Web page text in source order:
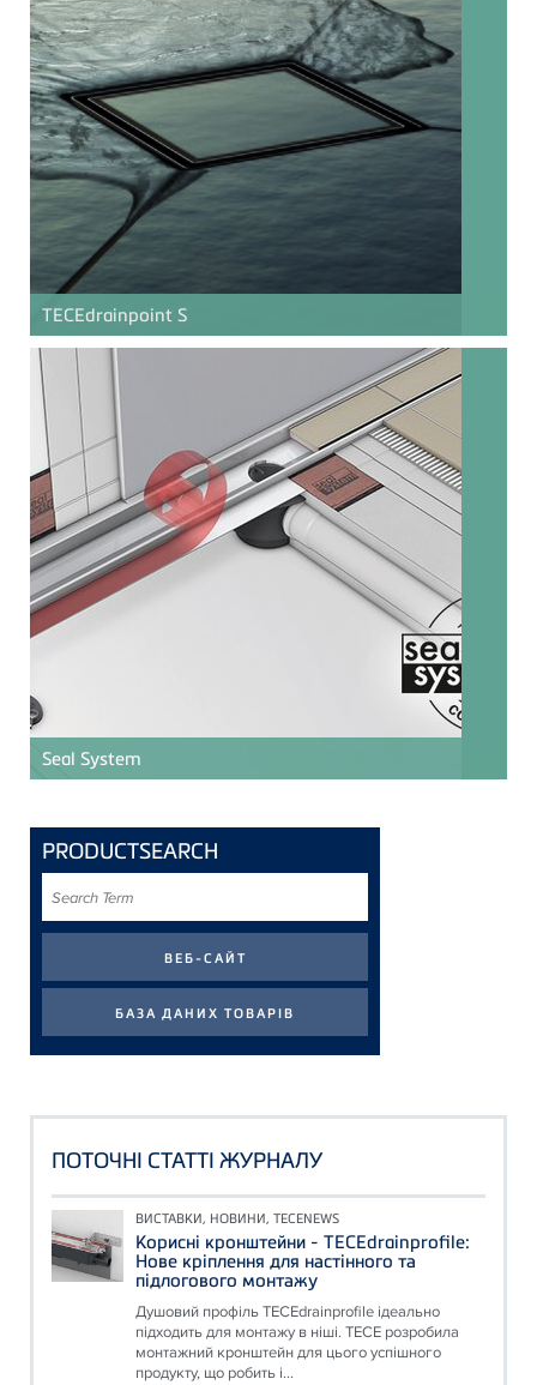
TECEdrainpoint S
Seal System
PRODUCTSEARCH
Term
ПОТОЧНІ СТАТТІ ЖУРНАЛУ
ВИСТАВКИ, НОВИНИ, TECENEWS
Корисні кронштейни - TECEdrainprofile:
Нове кріплення для настінного та
підлогового монтажу
Душовий профіль TECEdrainprofile ідеально
підходить для монтажу в ніші. TECE розробила
монтажний кронштейн для цього успішного
продукту, що робить і...